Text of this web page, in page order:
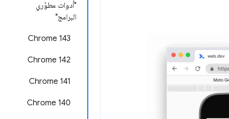
"أدوات مطوّري
البرامج"
Chrome 143
Chrome 142
‫Chrome 141
Chrome 140